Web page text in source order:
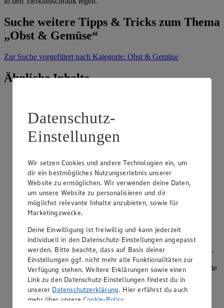
Suche weitere Tipps & Tricks zum Thema
„Obst & Gemüse“
Zur Suche vorgefiltert nach Kategorie: Obst & Gemüse
Ähnliche Inhalte
Kategorie:Obst & Gemüse
Sofern es sich um unbehandelte Kiwis handelt und Sie die
Früchte gut abspülen, können Sie die Schale bedenkenlos
zusätzliche Ballaststoffe liefert und sich viele Vitamine und
Nährstoffe direk…
weiterlesen
Wie isst man eine Papaya?
Kategorie:Obst & Gemüse
Eine Papaya können Sie sowohl roh als auch gekocht essen.
Sie können sie aufschneiden, die Kerne herausnehmen und
dann das Fruchtfleisch mit einem Löffel auskratzen. Oder Sie
entfernen die Schale mit einem Sparschäler, halbieren die
Papaya, entfernen…
Datenschutz-
Einstellungen
Wir setzen Cookies und andere Technologien ein, um
dir ein bestmögliches Nutzungserlebnis unserer
Website zu ermöglichen. Wir verwenden deine Daten,
um unsere Website zu personalisieren und dir
möglichst relevante Inhalte anzubieten, sowie für
Marketingzwecke.
Deine Einwilligung ist freiwillig und kann jederzeit
individuell in den Datenschutz-Einstellungen angepasst
werden. Bitte beachte, dass auf Basis deiner
Einstellungen ggf. nicht mehr alle Funktionalitäten zur
Verfügung stehen. Weitere Erklärungen sowie einen
Link zu den Datenschutz-Einstellungen findest du in
unserer Datenschutzerklärung. Hier erfährst du auch
mehr über unsereCookie-Policy.